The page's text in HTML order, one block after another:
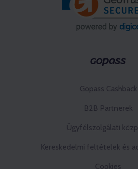
Gopass Cashback
B2B Partnerek
Ügyfélszolgálati
Kereskedelmi feltételek és
Cookies